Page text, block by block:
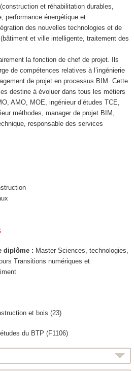
et réhabilitation durables,
performance énergétique et
des nouvelles technologies et de
et ville intelligente, traitement des
la fonction de chef de projet. Ils
de compétences relatives à l’ingénierie
de projet en processus BIM. Cette
destine à évoluer dans tous les métiers
AMO, MOE, ingénieur d’études TCE,
méthodes, manager de projet BIM,
responsable des services
diplôme : Master Sciences, technologies,
Transitions numériques et
et bois (23)
du BTP (F1106)